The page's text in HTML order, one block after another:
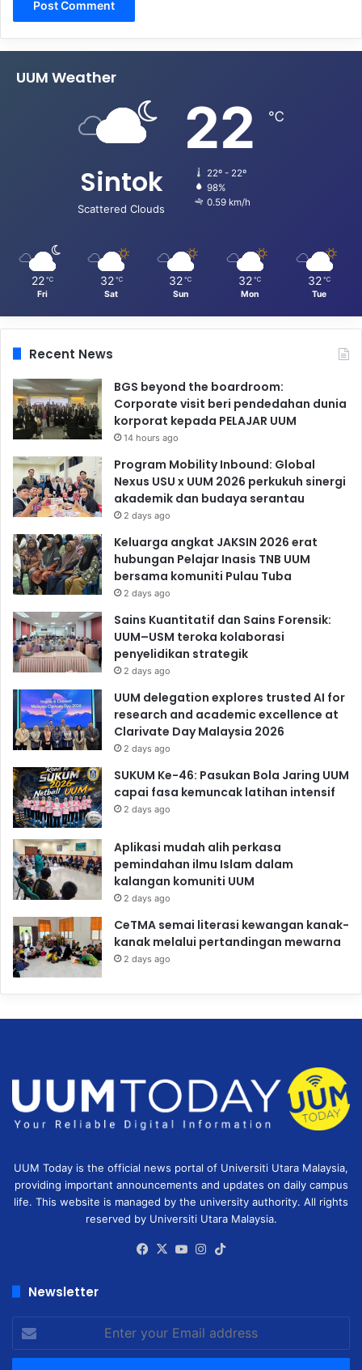
UUM Weather
Sintok
Scattered Clouds
22 ℃
22º - 22º
98%
0.59 km/h
22 ℃
Fri
32 ℃
Sat
32 ℃
Sun
32 ℃
Mon
32 ℃
Tue
Recent News
BGS beyond the boardroom:
Corporate visit beri pendedahan dunia
korporat kepada PELAJAR UUM
14 hours ago
Program Mobility Inbound: Global
Nexus USU x UUM 2026 perkukuh sinergi
akademik dan budaya serantau
2 days ago
Keluarga angkat JAKSIN 2026 erat
hubungan Pelajar Inasis TNB UUM
bersama komuniti Pulau Tuba
2 days ago
Sains Kuantitatif dan Sains Forensik:
UUM–USM teroka kolaborasi
penyelidikan strategik
2 days ago
UUM delegation explores trusted AI for
research and academic excellence at
Clarivate Day Malaysia 2026
2 days ago
SUKUM Ke-46: Pasukan Bola Jaring UUM
capai fasa kemuncak latihan intensif
2 days ago
Aplikasi mudah alih perkasa
pemindahan ilmu Islam dalam
kalangan komuniti UUM
2 days ago
CeTMA semai literasi kewangan kanak-
kanak melalui pertandingan mewarna
2 days ago
UUM Today is the official news portal of Universiti Utara Malaysia,
providing important announcements and updates on daily campus
life. This website is managed by the university authority. All rights
reserved by Universiti Utara Malaysia.
Facebook
X YouTubeInstagram
Newsletter
your
Email